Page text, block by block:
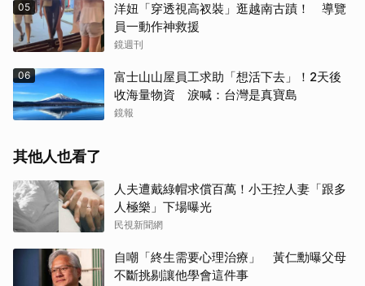
05
洋妞「穿透視高衩裝」逛越南古蹟！ 導覽
員一動作神救援
鏡週刊
06
富士山山屋員工求助「想活下去」！2天後
收海量物資 淚喊：台灣是真寶島
鏡報
其他人也看了
人夫遭戴綠帽求償百萬！小王控人妻「跟多
人極樂」下場曝光
民視新聞網
自嘲「終生需要心理治療」 黃仁勳曝父母
不斷挑剔讓他學會這件事